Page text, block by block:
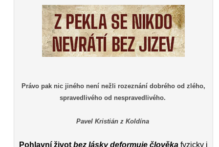
Právo pak nic jiného není nežli rozeznání dobrého od zlého,
spravedlivého od nespravedlivého.
Pavel Kristián z Koldína
Pohlavní život bez lásky deformuje člověka fyzicky i